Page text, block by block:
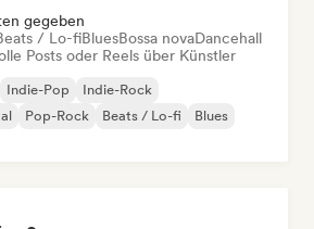
gegeben
/ Lo-fiBluesBossa novaDancehall
Posts oder Reels über Künstler
Indie-Pop
Indie-Rock
Pop-Rock Beats / Lo-fi
Blues